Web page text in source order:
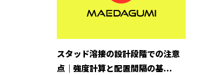
スタッド溶接の設計段階での注意
点｜強度計算と配置間隔の基...